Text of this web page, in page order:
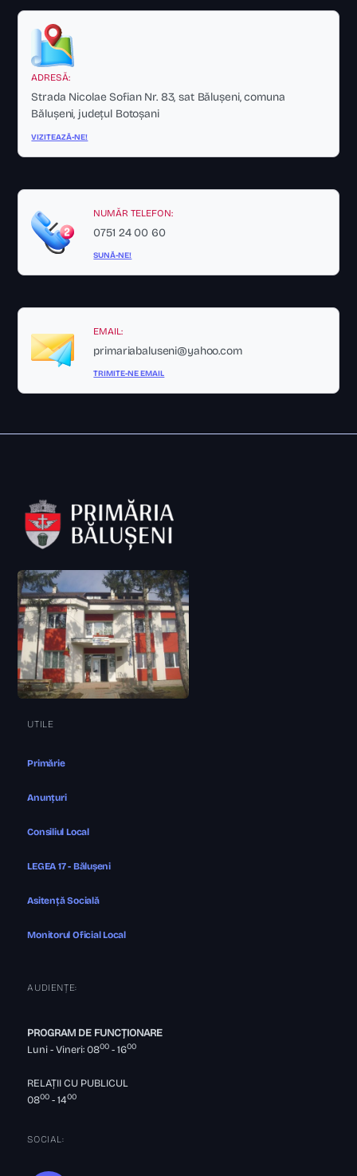
ADRESĂ:
Strada Nicolae Sofian Nr. 83, sat Bălușeni, comuna
Bălușeni, județul Botoșani
VIZITEAZĂ-NE!
NUMĂR TELEFON:
0751 24 00 60
SUNĂ-NE!
EMAIL:
primariabaluseni@yahoo.com
TRIMITE-NE EMAIL
UTILE
Primărie
Anunțuri
Consiliul Local
LEGEA 17 - Bălușeni
Asitență Socială
Monitorul Oficial Local
AUDIENȚE:
PROGRAM DE FUNCȚIONARE
Luni - Vineri: 0800 - 1600
RELAȚII CU PUBLICUL
0800 - 1400
SOCIAL: